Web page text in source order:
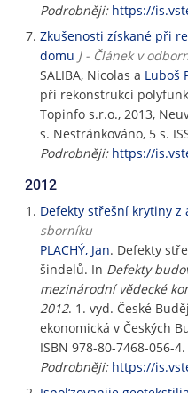
Podrobněji: https://
Zkušenosti získané při
domu J - Článek v
SALIBA, Nicolas a Luboš
při rekonstrukci
Topinfo s.r.o., 2013,
s. Nestránkováno, 5 s.
Podrobněji: https://
2012
Defekty střešní krytiny z
sborníku
PLACHÝ, Jan. Defekty
šindelů. In Defekty
mezinárodní vědecké
2012. 1. vyd. České
ekonomická v Českých
ISBN 978-80-7468-056-4.
Podrobněji: https://